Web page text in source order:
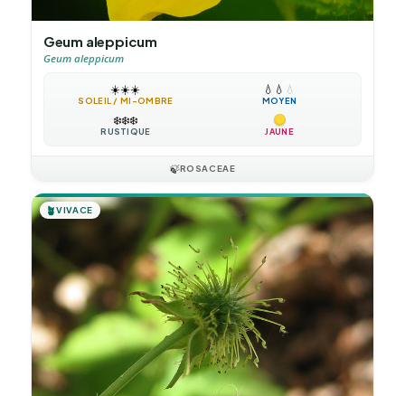
Geum aleppicum
Geum aleppicum
☀️☀️☀️
SOLEIL / MI-OMBRE
💧 💧 💧
MOYEN
❄️❄️❄️
RUSTIQUE JAUNE
🍃ROSACEAE
🪴VIVACE